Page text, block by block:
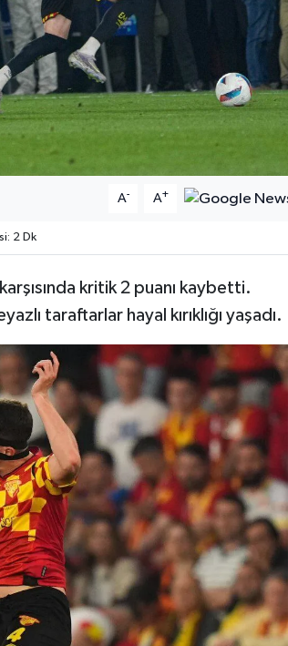
A- A+
2 Dk
kritik 2 puanı kaybetti.
taraftarlar hayal kırıklığı yaşadı.